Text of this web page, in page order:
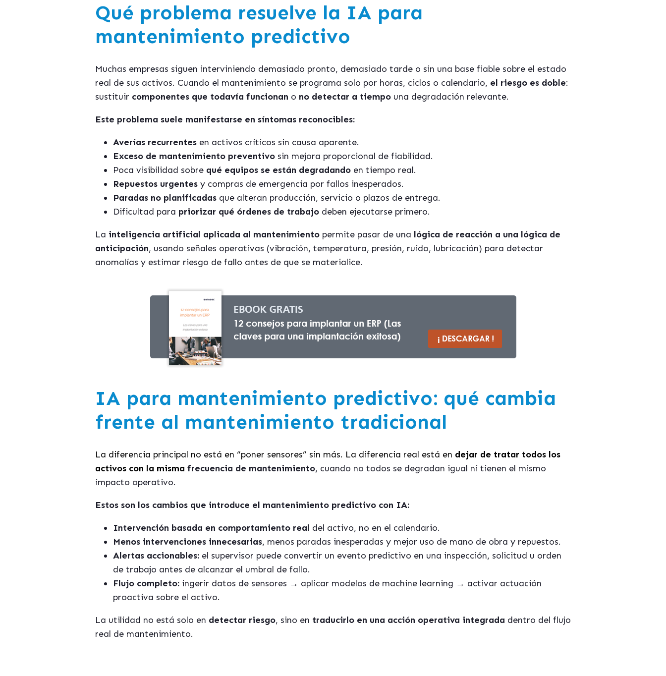
Qué problema resuelve la IA para
mantenimiento predictivo
Muchas empresas siguen interviniendo demasiado pronto, demasiado tarde o sin una base fiable sobre el estado
real de sus activos. Cuando el mantenimiento se programa solo por horas, ciclos o calendario, el riesgo es doble:
sustituir componentes que todavía funcionan o no detectar a tiempo una degradación relevante.
Este problema suele manifestarse en síntomas reconocibles:
Averías recurrentes en activos críticos sin causa aparente.
Exceso de mantenimiento preventivo sin mejora proporcional de fiabilidad.
Poca visibilidad sobre qué equipos se están degradando en tiempo real.
Repuestos urgentes y compras de emergencia por fallos inesperados.
Paradas no planificadas que alteran producción, servicio o plazos de entrega.
Dificultad para priorizar qué órdenes de trabajo deben ejecutarse primero.
La inteligencia artificial aplicada al mantenimiento permite pasar de una lógica de reacción a una lógica de
anticipación, usando señales operativas (vibración, temperatura, presión, ruido, lubricación) para detectar
anomalías y estimar riesgo de fallo antes de que se materialice.
IA para mantenimiento predictivo: qué cambia
frente al mantenimiento tradicional
La diferencia principal no está en “poner sensores” sin más. La diferencia real está en dejar de tratar todos los
activos con la misma frecuencia de mantenimiento, cuando no todos se degradan igual ni tienen el mismo
impacto operativo.
Estos son los cambios que introduce el mantenimiento predictivo con IA:
Intervención basada en comportamiento real del activo, no en el calendario.
Menos intervenciones innecesarias, menos paradas inesperadas y mejor uso de mano de obra y repuestos.
Alertas accionables: el supervisor puede convertir un evento predictivo en una inspección, solicitud u orden
de trabajo antes de alcanzar el umbral de fallo.
Flujo completo: ingerir datos de sensores → aplicar modelos de machine learning → activar actuación
proactiva sobre el activo.
La utilidad no está solo en detectar riesgo, sino en traducirlo en una acción operativa integrada dentro del flujo
real de mantenimiento.